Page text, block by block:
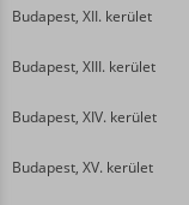
Budapest, XII. kerület
Budapest, XIII. kerület
Budapest, XIV. kerület
Budapest, XV. kerület